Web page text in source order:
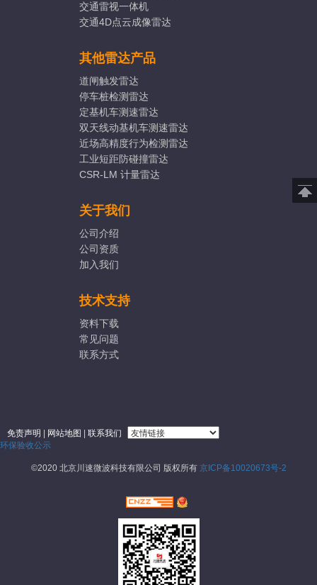
交通雷视一体机
交通4D点云成像雷达
其他雷达产品
道闸触发雷达
停车桩检测雷达
定基机车测速雷达
双天线动基机车测速雷达
近场高精度行为检测雷达
工业短距防碰撞雷达
CSR-LM 计量雷达
关于我们
公司介绍
公司资质
加入我们
技术支持
资料下载
常见问题
联系方式
免责声明 网站地图
联系我们
环保验收公示
©2020 北京川速微波科技有限公司 版权所有 京ICP备10020673号-2